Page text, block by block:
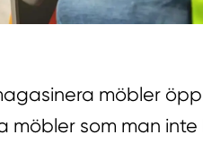
möbler
möbler som man